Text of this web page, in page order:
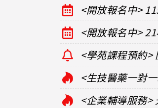
<開放報名中>
<開放報名中>
<學苑課程預約>
<生技醫藥一對
<企業輔導服務>